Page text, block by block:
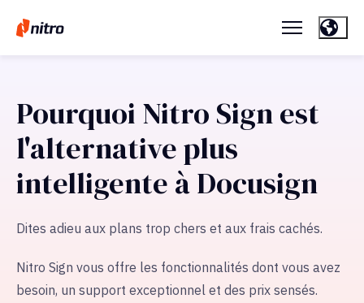
Pourquoi Nitro Sign est
l'alternative plus
intelligente à Docusign
Dites adieu aux plans trop chers et aux frais cachés.
Nitro Sign vous offre les fonctionnalités dont vous avez
besoin, un support exceptionnel et des prix sensés.